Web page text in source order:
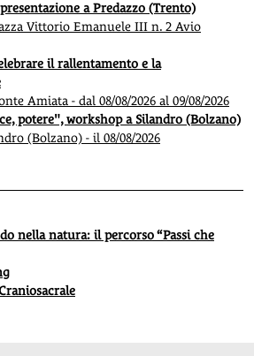
a Predazzo (Trento)
Vittorio Emanuele III n. 2 Avio
il rallentamento e la
Amiata - dal 08/08/2026 al 09/08/2026
potere", workshop a Silandro (Bolzano)
(Bolzano) - il 08/08/2026
nella natura: il percorso “Passi che